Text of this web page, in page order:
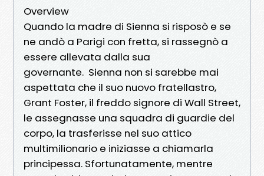
Overview
Quando la madre di Sienna si risposò e se
ne andò a Parigi con fretta, si rassegnò a
essere allevata dalla sua
governante. Sienna non si sarebbe mai
aspettata che il suo nuovo fratellastro,
Grant Foster, il freddo signore di Wall Street,
le assegnasse una squadra di guardie del
corpo, la trasferisse nel suo attico
multimilionario e iniziasse a chiamarla
principessa. Sfortunatamente, mentre